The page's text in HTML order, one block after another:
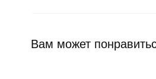
Вам может